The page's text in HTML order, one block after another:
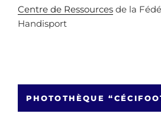
Centre de Ressources de la
Handisport
PHOTOTHÈQUE